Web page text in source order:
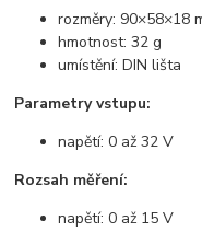
rozměry: 90×58×18
hmotnost: 32 g
umístění: DIN lišta
Parametry vstupu:
napětí: 0 až 32 V
Rozsah měření:
napětí: 0 až 15 V